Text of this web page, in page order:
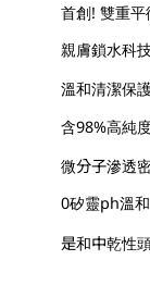
首創! 雙重
親膚鎖水科
溫和清潔保
含98%高純
微分子滲透
0矽靈ph溫和
是和中乾性